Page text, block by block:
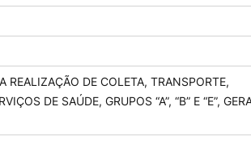
REALIZAÇÃO DE COLETA, TRANSPORTE,
DE SAÚDE, GRUPOS “A”, “B” E “E”,